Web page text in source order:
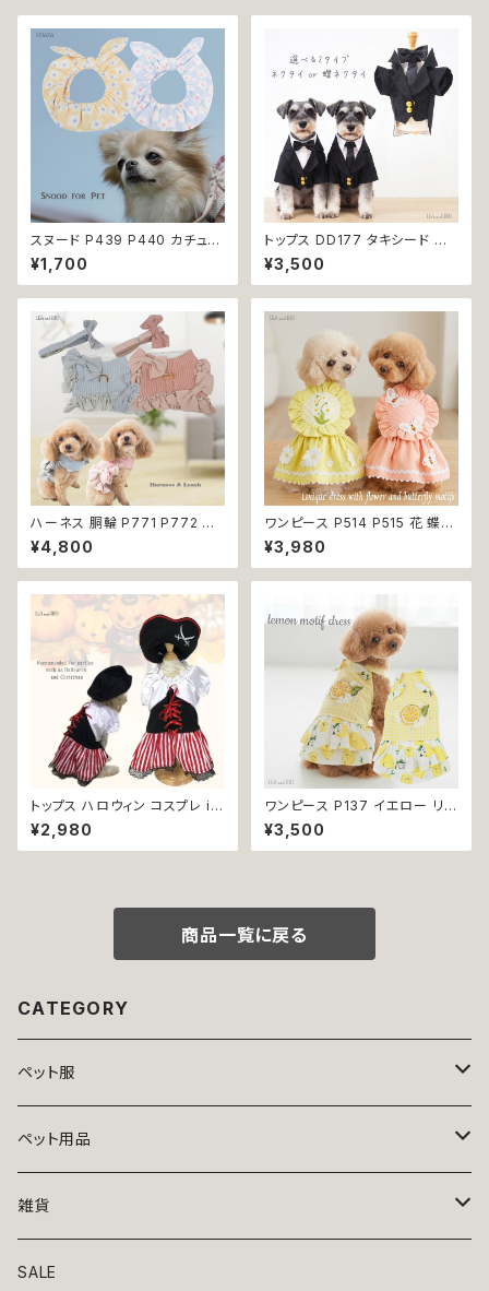
スヌード P439 P440 カチュー
シャ ブルー イエロー 花 フラワ
ー ドッグウェア うさ耳 たれ耳
うさみみ ドッグ ウェア ドッグウ
いい おしゃれ 小型犬 濡れ防止
汚れ防止 返品交換不可
¥1,700
トップス DD177 タキシード ス
ーツ フォーマル 蝶ネクタイ ネク
タイ リボン 犬 猫 ペット 服 犬の
服 猫の服 犬服 猫服 ドッグウェ
シャツ 返品交換不可
¥3,500
ハーネス 胴輪 P771 P772 パ
ステルカラー 引っ張り防止 散歩
お出掛け ドッグウエア 犬 猫 ペ
ット 服 犬服 猫服 かわいい おし
¥4,800
ワンピース P514 P515 花 蝶
ハンドメイド ピンク イエローグ
リーン レース ドッグウェア 春夏
ドッグウエア ドッグ ウェア 犬 猫
の洋服 猫の洋服 春 夏 洋服 女
の子 小型 おしゃれ かわいい 送
料無料 返品交換不可
¥3,980
トップス ハロウィン コスプレ ir
o1 ワンピース 海賊 ハロパ パイ
レーツ コスチューム コス 仮装
dog cat ウェア ドッグ ウェア ド
猫の洋服 洋服 かわいい 可愛い
¥2,980
ワンピース P137 イエロー リボ
ン 夏用 ハンドメイド 夏服 おし
ゃれ かわいい ガーリー キュート
レモン lemon 黄色 チェック フ
猫服 ペット 洋服 小型犬 ワンち
¥3,500
商品一覧に戻る
CATEGORY
ペット服
トップス
ニット
アロハ
ボトムス
ワンピース
ペット用品
ベッド
リード・首輪
雑貨
アート
SALE